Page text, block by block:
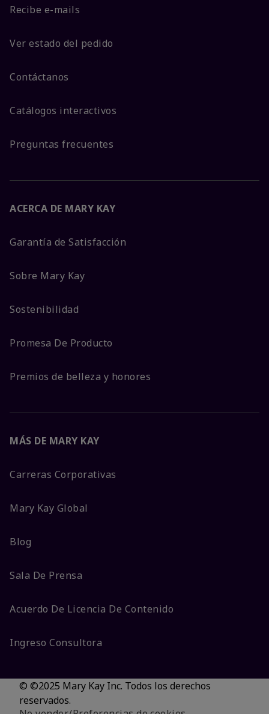
Recibe e-mails
Ver estado del pedido
Contáctanos
Catálogos interactivos
Preguntas frecuentes
ACERCA DE MARY KAY
Garantía de Satisfacción
Sobre Mary Kay
Sostenibilidad
Promesa De Producto
Premios de belleza y honores
MÁS DE MARY KAY
Carreras Corporativas
Mary Kay Global
Blog
Sala De Prensa
Acuerdo De Licencia De Contenido
Ingreso Consultora
© ©2025 Mary Kay Inc. Todos los derechos
reservados.